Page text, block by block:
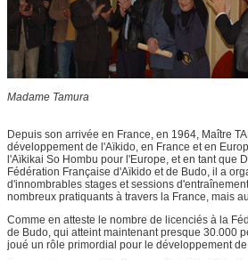
Madame Tamura
Depuis son arrivée en France, en 1964, Maître
développement de l'Aïkido, en France et en
l'Aïkikai So Hombu pour l'Europe, et en tant que
Fédération Française d'Aïkido et de Budo, il a
d'innombrables stages et sessions
nombreux pratiquants à travers la France, mais
Comme en atteste le nombre de licenciés à la
de Budo, qui atteint maintenant presque 30.000
joué un rôle primordial pour le développement de